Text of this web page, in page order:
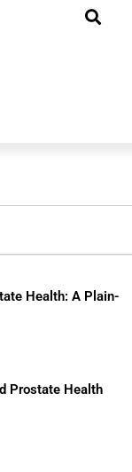
Health: A Plain-
Prostate Health